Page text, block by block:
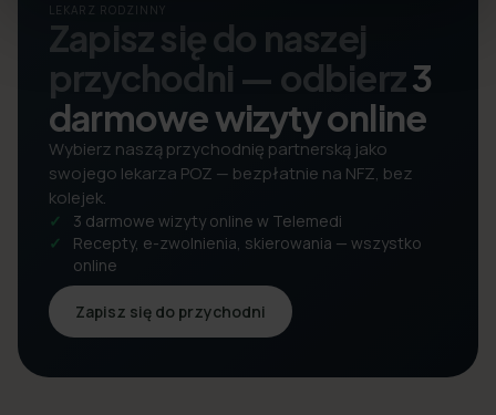
LEKARZ RODZINNY
Zapisz się do naszej
przychodni — odbierz3
darmowe wizyty online
Wybierz naszą przychodnię partnerską jako
swojego lekarza POZ — bezpłatnie na NFZ, bez
kolejek.
3 darmowe wizyty online w Telemedi
Recepty, e-zwolnienia, skierowania — wszystko
online
Zapisz się do przychodni